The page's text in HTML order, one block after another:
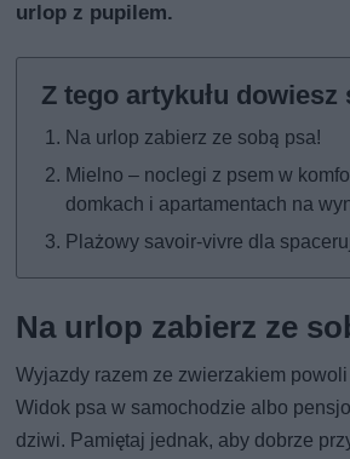
urlop z pupilem.
Na urlop zabierz ze sobą psa!
Mielno – noclegi z psem w
domkach i apartamentach na
Plażowy savoir-vivre dla
Na urlop zabierz ze
Wyjazdy razem ze zwierzakiem
Widok psa w samochodzie albo
dziwi. Pamiętaj jednak, aby dobrze